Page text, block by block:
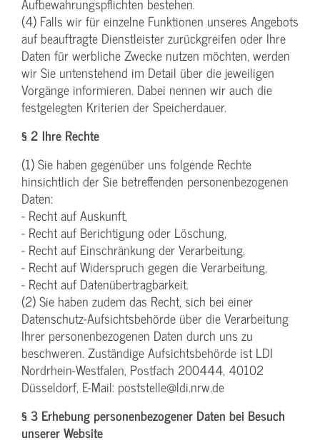
(4) Falls wir für einzelne Funktionen unseres Angebots
auf beauftragte Dienstleister zurückgreifen oder Ihre
Daten für werbliche Zwecke nutzen möchten, werden
wir Sie untenstehend im Detail über die jeweiligen
Vorgänge informieren. Dabei nennen wir auch die
festgelegten Kriterien der Speicherdauer.
§ 2 Ihre Rechte
(1) Sie haben gegenüber uns folgende Rechte
hinsichtlich der Sie betreffenden personenbezogenen
Daten:
- Recht auf Auskunft,
- Recht auf Berichtigung oder Löschung,
- Recht auf Einschränkung der Verarbeitung,
- Recht auf Widerspruch gegen die Verarbeitung,
- Recht auf Datenübertragbarkeit.
(2) Sie haben zudem das Recht, sich bei einer
Datenschutz-Aufsichtsbehörde über die Verarbeitung
Ihrer personenbezogenen Daten durch uns zu
beschweren. Zuständige Aufsichtsbehörde ist LDI
Nordrhein-Westfalen, Postfach 200444, 40102
Düsseldorf, E-Mail: poststelle@ldi.nrw.de
§ 3 Erhebung personenbezogener Daten bei Besuch
unserer Website